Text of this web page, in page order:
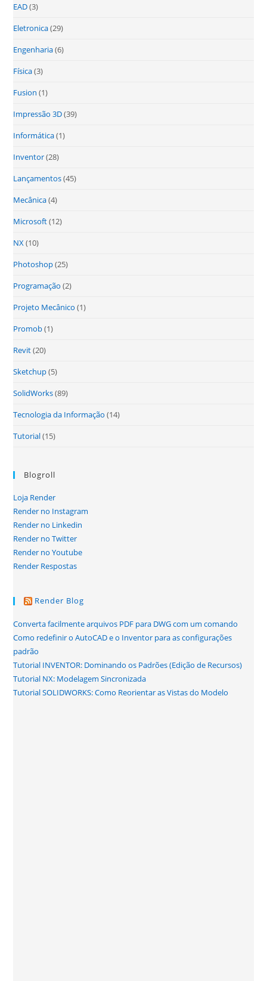
EAD(3)
Eletronica(29)
Engenharia(6)
Física(3)
Fusion (1)
Impressão 3D(39)
Informática(1)
Inventor(28)
Lançamentos(45)
Mecânica(4)
Microsoft(12)
NX (10)
Photoshop(25)
Programação (2)
Projeto Mecânico (1)
Promob(1)
Revit(20)
Sketchup(5)
SolidWorks(89)
Tecnologia da Informação (14)
Tutorial(15)
Blogroll
Loja Render
Render no Instagram
Render no Linkedin
Render no Twitter
Render no Youtube
Render Respostas
Render Blog
Converta facilmente arquivos PDF para DWG com um comando
Como redefinir o AutoCAD e o Inventor para as configurações
padrão
Tutorial INVENTOR: Dominando os Padrões (Edição de Recursos)
Tutorial NX: Modelagem Sincronizada
Tutorial SOLIDWORKS: Como Reorientar as Vistas do Modelo